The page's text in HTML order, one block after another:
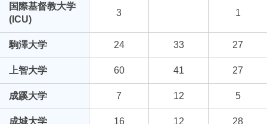
国際基督教大学
(ICU)
3 1
駒澤大学 24 33 27
上智大学 60 41 27
成蹊大学 7 12 5
成城大学 16 12 28